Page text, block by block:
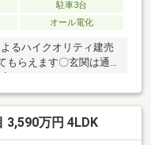
駐車3台
オール電化
るハイクオリティ建売
もらえます〇玄関は通
要！？〇大型カップボ
付き）〇高品質キッチ
グリルは、水なしの両
！〇安全安心の耐震等
3,590万円 4LDK